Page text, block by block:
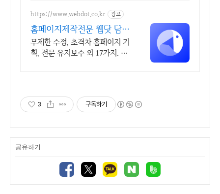
https://www.webdot.co.kr 광고
홈페이지제작전문 웹닷 담당
자 만족도 100%
무제한 수정, 초격차 홈페이지 기
획, 전문 유지보수 외 17가지. 전
3 구독하기
공유하기